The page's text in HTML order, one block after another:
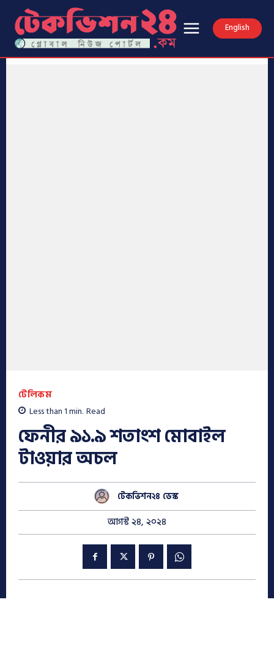
English
টেলিকম
Less than 1min. Read
ফেনীর ৯১.৯ শতাংশ মোবাইল
টাওয়ার অচল
টেকভিশন২৪ ডেস্ক
আগস্ট ২৪, ২০২৪